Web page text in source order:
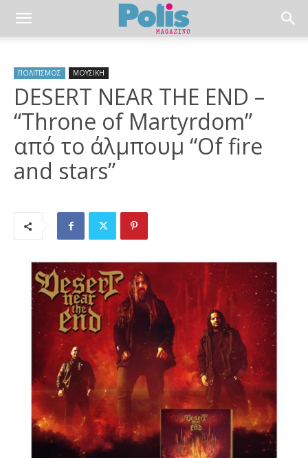
ΠΟΛΙΤΙΣΜΟΣ ΜΟΥΣΙΚΗ
DESERT NEAR THE END –
“Throne of Martyrdom”
από το άλμπουμ “Of fire
and stars”